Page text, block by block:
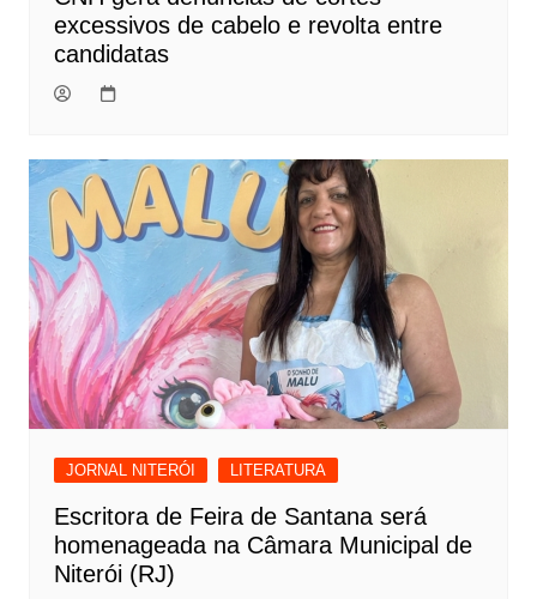
excessivos de cabelo e revolta entre
candidatas
JORNAL NITERÓI LITERATURA
Escritora de Feira de Santana será
homenageada na Câmara Municipal de
Niterói (RJ)